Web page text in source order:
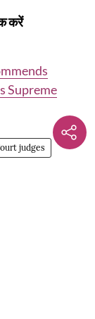
करें
Supreme
judges